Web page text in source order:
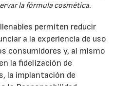
la fórmula cosmética.
permiten reducir
a la experiencia de uso
consumidores y, al mismo
la fidelización de
la implantación de